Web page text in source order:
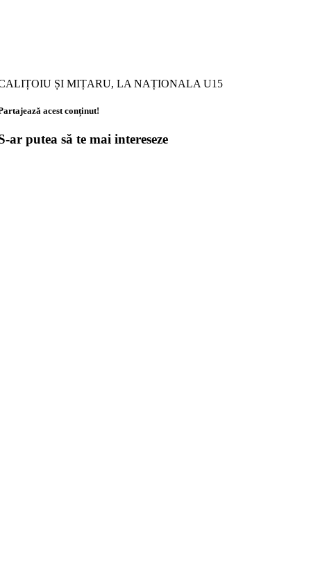
ȘI MIȚARU, LA NAȚIONALA U15
acest conținut!
ar putea să te mai intereseze